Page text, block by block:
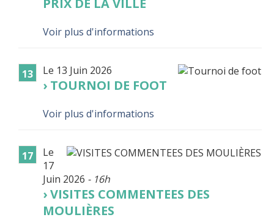
PRIX DE LA VILLE
Voir plus d'informations
13 Le 13 Juin 2026
TOURNOI DE FOOT
Voir plus d'informations
17
Le
17
Juin 2026 - 16h
VISITES COMMENTEES DES
MOULIÈRES